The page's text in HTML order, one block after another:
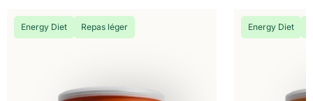
Energy Diet Repas léger Energy Diet